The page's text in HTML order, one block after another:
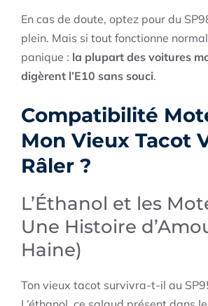
En cas de doute, optez pour du
plein. Mais si tout fonctionne
panique : la plupart des voitures
digèrent l’E10 sans souci.
Compatibilité
Mon Vieux Tacot
Râler ?
L’Éthanol et les
Une Histoire
Haine)
Ton vieux tacot survivra-t-il au